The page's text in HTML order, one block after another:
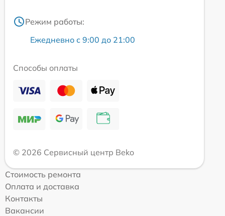
Режим работы:
Ежедневно с 9:00 до 21:00
Способы оплаты
© 2026 Сервисный центр Beko
Стоимость ремонта
Оплата и доставка
Контакты
Вакансии